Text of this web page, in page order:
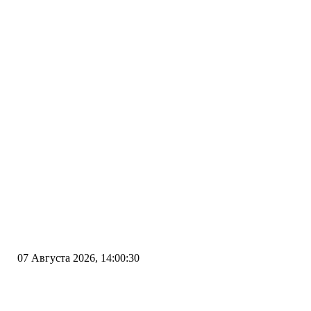
07 Августа 2026, 14:00:30